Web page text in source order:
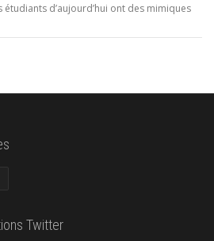
étudiants d’aujourd’hui ont des mimiques
Twitter